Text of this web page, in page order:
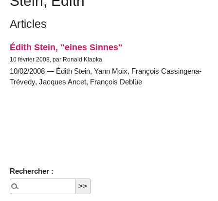
Articles
Édith Stein, "eines Sinnes"
10 février 2008, par Ronald Klapka
10/02/2008 — Édith Stein, Yann Moix, François Cassingena-
Trévedy, Jacques Ancet, François Deblüe
Rechercher :